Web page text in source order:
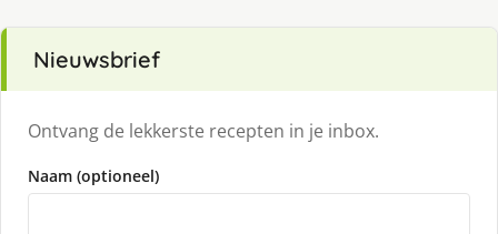
Nieuwsbrief
Ontvang de lekkerste recepten in je inbox.
Naam (optioneel)